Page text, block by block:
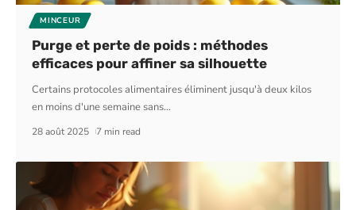
MINCEUR
Purge et perte de poids : méthodes
efficaces pour affiner sa silhouette
Certains protocoles alimentaires éliminent jusqu'à deux kilos
en moins d'une semaine sans…
28 août 2025 7 min read